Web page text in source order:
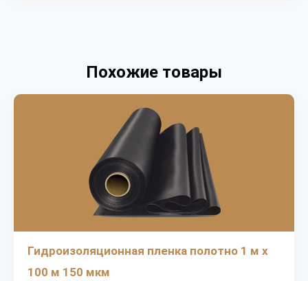
Похожие товары
Гидроизоляционная пленка полотно 1 м х
100 м 150 мкм